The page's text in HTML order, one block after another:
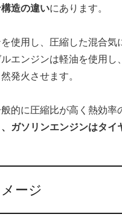
造の違いにあります。
使用し、圧縮した混合
エンジンは軽油を使用
発火させます。
的に圧縮比が高く熱効率
ガソリンエンジンはタ
ージ